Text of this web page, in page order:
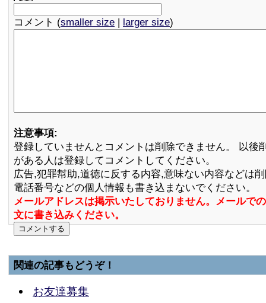
コメント (smaller size | larger size)
注意事項:
登録していませんとコメントは削除できません。 以後
がある人は登録してコメントしてください。
広告,犯罪幇助,道徳に反する内容,意味ない内容などは
電話番号などの個人情報も書き込まないでください。
メールアドレスは掲示いたしておりません。メールで
文に書き込みください。
関連の記事もどうぞ！
お友達募集